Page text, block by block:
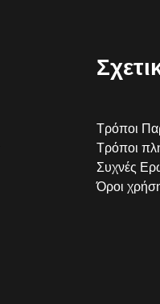
Τρόποι
Τρόποι
Συχνές
Όροι